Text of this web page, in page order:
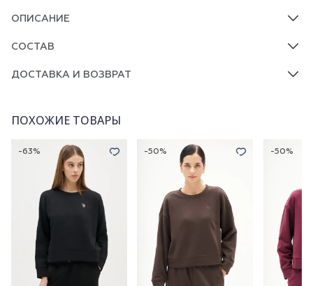
ОПИСАНИЕ
СОСТАВ
ДОСТАВКА И ВОЗВРАТ
ПОХОЖИЕ ТОВАРЫ
-63% -50% -50%